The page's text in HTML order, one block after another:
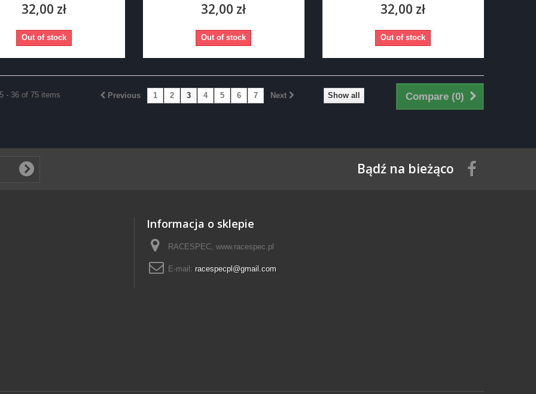
32,00 zł
Out of stock
32,00 zł
Out of stock
32,00 zł
Out of stock
Compare (0)
Show all
Previous 1 2 3 4 5 6 7 Next
- 36 of 75 items
Bądź na bieżąco
Informacja o sklepie
RACESPEC, www.racespec.pl
E-mail: racespecpl@gmail.com